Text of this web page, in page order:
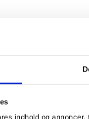
indhold og